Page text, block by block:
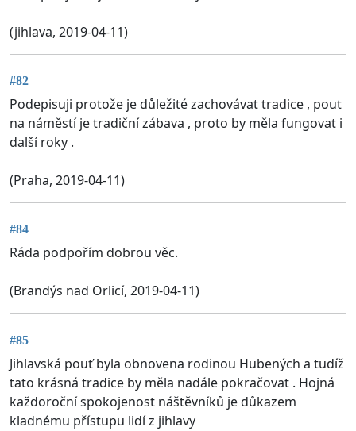
(jihlava, 2019-04-11)
#82
Podepisuji protože je důležité zachovávat tradice , pout
na náměstí je tradiční zábava , proto by měla fungovat i
další roky .
(Praha, 2019-04-11)
#84
Ráda podpořím dobrou věc.
(Brandýs nad Orlicí, 2019-04-11)
#85
Jihlavská pouť byla obnovena rodinou Hubených a tudíž
tato krásná tradice by měla nadále pokračovat . Hojná
každoroční spokojenost náštěvníků je důkazem
kladnému přístupu lidí z jihlavy